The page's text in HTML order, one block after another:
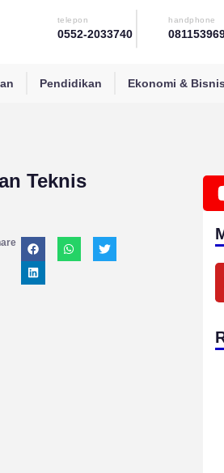
telepon
0552-2033740
handphone
Pendidikan Ekonomi & Bisnis
Teknis